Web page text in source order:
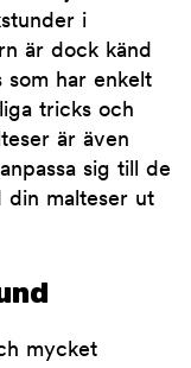
i
är dock känd
har enkelt
tricks och
är även
sig till de
din malteser ut
mycket